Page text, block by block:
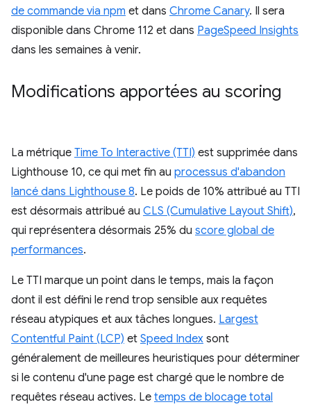
de commande via npm et dans Chrome Canary. Il sera
disponible dans Chrome 112 et dans PageSpeed Insights
dans les semaines à venir.
Modifications apportées au scoring
La métrique Time To Interactive (TTI) est supprimée dans
Lighthouse 10, ce qui met fin au processus d'abandon
lancé dans Lighthouse 8. Le poids de 10% attribué au TTI
est désormais attribué au CLS (Cumulative Layout Shift),
qui représentera désormais 25% du score global de
performances.
Le TTI marque un point dans le temps, mais la façon
dont il est défini le rend trop sensible aux requêtes
réseau atypiques et aux tâches longues. Largest
Contentful Paint (LCP) et Speed Index sont
généralement de meilleures heuristiques pour déterminer
si le contenu d'une page est chargé que le nombre de
requêtes réseau actives. Le temps de blocage total